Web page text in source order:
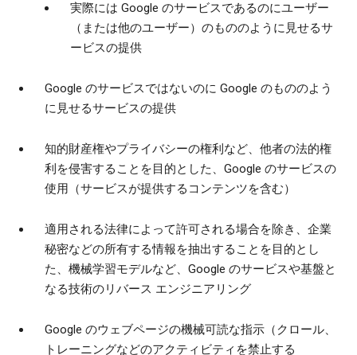
実際には Google のサービスであるのにユーザー
（または他のユーザー）のもののように見せるサ
ービスの提供
Google のサービスではないのに Google のもののよう
に見せるサービスの提供
知的財産権やプライバシーの権利など、他者の法的権
利を侵害することを目的とした、Google のサービスの
使用（サービスが提供するコンテンツを含む）
適用される法律によって許可される場合を除き、企業
秘密などの所有する情報を抽出することを目的とし
た、機械学習モデルなど、Google のサービスや基盤と
なる技術のリバース エンジニアリング
Google のウェブページの機械可読な指示（クロール、
トレーニングなどのアクティビティを禁止する